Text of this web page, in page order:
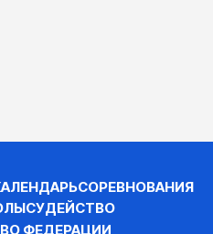
СОРЕВНОВАНИЯ
СУДЕЙСТВО
О ФЕДЕРАЦИИ